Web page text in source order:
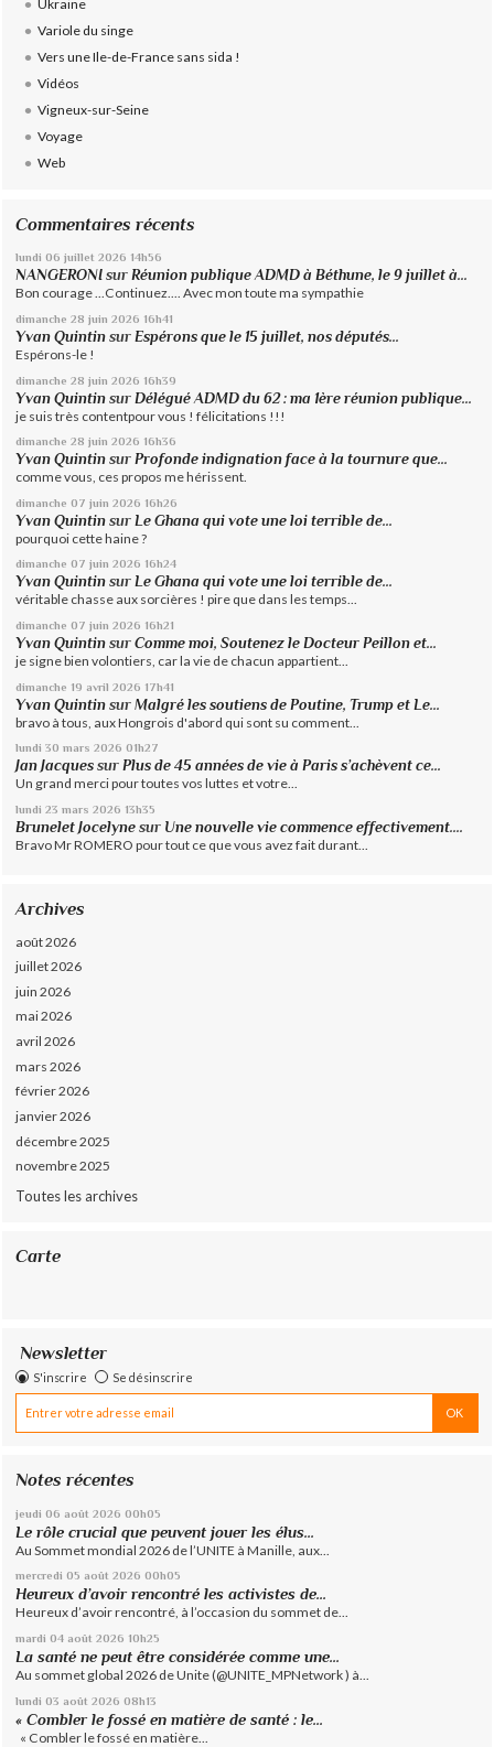
Ukraine
Variole du singe
Vers une Ile-de-France sans sida !
Vidéos
Vigneux-sur-Seine
Voyage
Web
Commentaires récents
lundi 06 juillet 2026 14h56
NANGERONI surRéunion publique ADMD à Béthune, le 9 juillet à...
Bon courage ...Continuez.... Avec mon toute ma sympathie
dimanche 28 juin 2026 16h41
Yvan Quintin surEspérons que le 15 juillet, nos députés...
Espérons-le !
dimanche 28 juin 2026 16h39
Yvan Quintin surDélégué ADMD du 62 : ma 1ère réunion publique...
je suis très contentpour vous ! félicitations !!!
dimanche 28 juin 2026 16h36
Yvan Quintin surProfonde indignation face à la tournure que...
comme vous, ces propos me hérissent.
dimanche 07 juin 2026 16h26
Yvan Quintin sur Le Ghana qui vote une loi terrible de...
pourquoi cette haine ?
dimanche 07 juin 2026 16h24
Yvan Quintin surLe Ghana qui vote une loi terrible de...
véritable chasse aux sorcières ! pire que dans les temps...
dimanche 07 juin 2026 16h21
Yvan Quintin surComme moi, Soutenez le Docteur Peillon et...
je signe bien volontiers, car la vie de chacun appartient...
dimanche 19 avril 2026 17h41
Yvan Quintin surMalgré les soutiens de Poutine, Trump et Le...
bravo à tous, aux Hongrois d'abord qui sont su comment...
lundi 30 mars 2026 01h27
Jan Jacques surPlus de 45 années de vie à Paris s’achèvent ce...
Un grand merci pour toutes vos luttes et votre...
lundi 23 mars 2026 13h35
Brunelet Jocelyne sur Une nouvelle vie commence effectivement....
Bravo Mr ROMERO pour tout ce que vous avez fait durant...
Archives
août 2026
juillet 2026
juin 2026
mai 2026
avril 2026
mars 2026
février 2026
janvier 2026
décembre 2025
novembre 2025
Toutes les archives
Carte
Newsletter
S'inscrire Se désinscrire
Notes récentes
jeudi 06 août 2026 00h05
Le rôle crucial que peuvent jouer les élus...
Au Sommet mondial 2026 de l’UNITE à Manille, aux...
mercredi 05 août 2026 00h05
Heureux d’avoir rencontré les activistes de...
Heureux d’avoir rencontré, à l’occasion du sommet de...
mardi 04 août 2026 10h25
La santé ne peut être considérée comme une...
Au sommet global 2026 de Unite (@UNITE_MPNetwork ) à...
lundi 03 août 2026 08h13
« Combler le fossé en matière de santé : le...
« Combler le fossé en matière...